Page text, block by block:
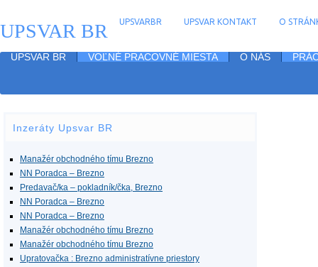
UPSVAR BR UPSVARBR UPSVAR KONTAKT O
UPSVAR BR VOĽNÉ PRACOVNÉ MIESTA O NÁS
Inzeráty Upsvar BR
Manažér obchodného tímu Brezno
NN Poradca – Brezno
Predavač/ka – pokladník/čka, Brezno
NN Poradca – Brezno
NN Poradca – Brezno
Manažér obchodného tímu Brezno
Manažér obchodného tímu Brezno
Upratovačka : Brezno administratívne priestory